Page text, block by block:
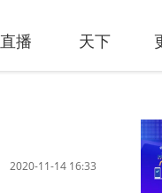
直播 天下
2020-11-14 16:33